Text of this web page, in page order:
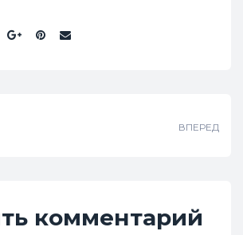
ВПЕРЕД
комментарий